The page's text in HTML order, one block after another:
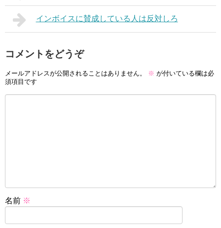
インボイスに賛成している人は反対しろ
コメントをどうぞ
メールアドレスが公開されることはありません。 ※ が付いている欄は必
須項目です
名前 ※